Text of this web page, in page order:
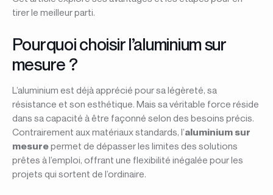
tirer le meilleur parti.
Pourquoi choisir l’aluminium sur
mesure ?
L’aluminium est déjà apprécié pour sa légèreté, sa
résistance et son esthétique. Mais sa véritable force réside
dans sa capacité à être façonné selon des besoins précis.
Contrairement aux matériaux standards, l’aluminium sur
mesurepermet de dépasser les limites des solutions
prêtes à l’emploi, offrant une flexibilité inégalée pour les
projets qui sortent de l’ordinaire.